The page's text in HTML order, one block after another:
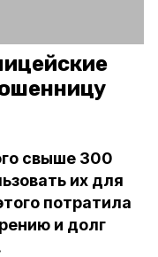
свыше 300
их для
потратила
и долг